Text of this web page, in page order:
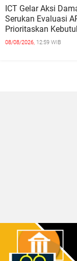
ICT Gelar Aksi
Serukan Evaluasi
Prioritaskan
Belum Saat nya
08/08/2026, 12:59 WIB